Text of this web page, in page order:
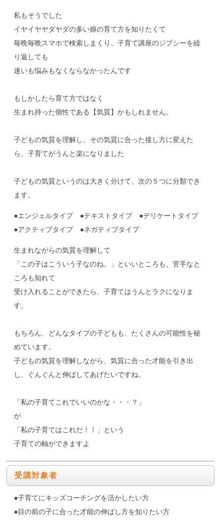
私もそうでした
イヤイヤヤダヤダの多い娘の育て方を知りたくて
毎晩毎晩スマホで検索しまくり、子育て講座のジプシーを繰
り返しても
迷いも悩みもなくならなかったんです
もしかしたら育て方ではなく
生まれ持った個性である【気質】かもしれません。
子どもの気質を理解し、その気質に合った接し方に変えた
ら、子育てがうんと楽になりました
子どもの気質というのは大きく分けて、次の５つに分類でき
ます。
●エンジェルタイプ ●テキストタイプ ●デリケートタイプ
●アクティブタイプ ●ネガティブタイプ
生まれながらの気質を理解して
「この子はこういう子なのね。」といいところも、苦手なと
ころも知れて
受け入れることができたら、子育てはうんとラクになりま
す。
もちろん、どんなタイプの子どもも、たくさんの可能性を秘
めています。
子どもの気質を理解しながら、気質に合った才能を引き出
し、ぐんぐんと伸ばしてあげたいですね。
「私の子育てこれでいいのかな・・・？」
が
「私の子育てはこれだ！！」という
子育ての軸ができますよ
受講対象者
●子育てにキッズコーチングを活かしたい方
●目の前の子に合った才能の伸ばし方を知りたい方